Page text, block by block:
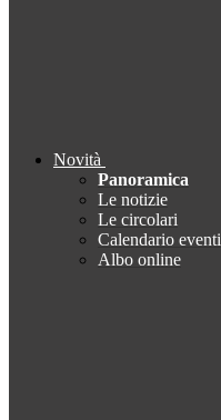
Novità
Panoramica
Le notizie
Le circolari
Calendario eventi
Albo online